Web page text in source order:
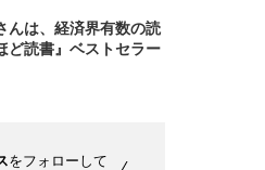
んは、経済界有数の読
読書』ベストセラー
をフォローして